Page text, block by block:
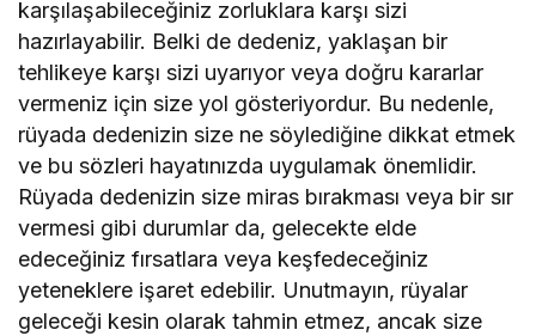
karşılaşabileceğiniz zorluklara karşı sizi
hazırlayabilir. Belki de dedeniz, yaklaşan bir
tehlikeye karşı sizi uyarıyor veya doğru kararlar
vermeniz için size yol gösteriyordur. Bu nedenle,
rüyada dedenizin size ne söylediğine dikkat etmek
ve bu sözleri hayatınızda uygulamak önemlidir.
Rüyada dedenizin size miras bırakması veya bir sır
vermesi gibi durumlar da, gelecekte elde
edeceğiniz fırsatlara veya keşfedeceğiniz
yeteneklere işaret edebilir. Unutmayın, rüyalar
geleceği kesin olarak tahmin etmez, ancak size